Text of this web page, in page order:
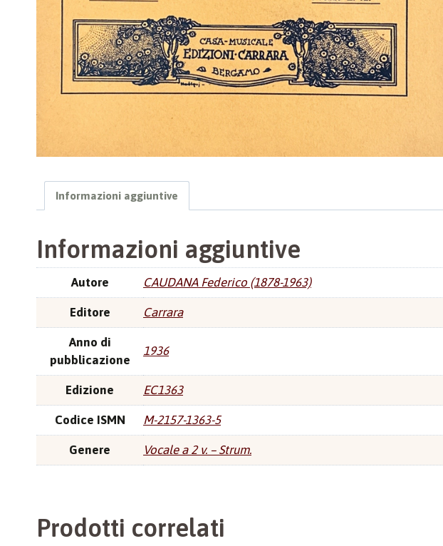
Informazioni aggiuntive
Informazioni aggiuntive
Autore CAUDANA Federico (1878-1963)
Editore Carrara
Anno di
pubblicazione
1936
Edizione EC1363
Codice ISMN M-2157-1363-5
Genere Vocale a 2 v. – Strum.
Prodotti correlati